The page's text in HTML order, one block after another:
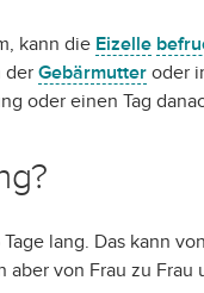
kann die Eizelle
der Gebärmutter oder
oder einen Tag
lang. Das kann
aber von Frau zu